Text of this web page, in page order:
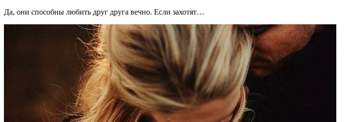
Да, они способны любить друг друга вечно. Если захотят…